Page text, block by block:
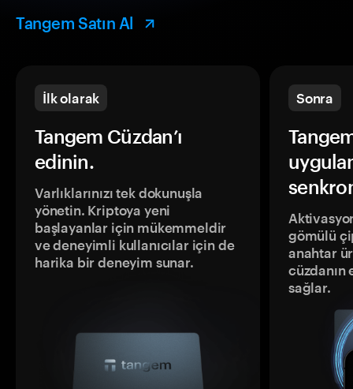
Tangem Satın Al
İlk olarak
Tangem Cüzdan’ı
edinin.
Varlıklarınızı tek dokunuşla
yönetin. Kriptoya yeni
başlayanlar için mükemmeldir
ve deneyimli kullanıcılar için de
harika bir deneyim sunar.
Sonra
gömülü
anahtar
sağlar.